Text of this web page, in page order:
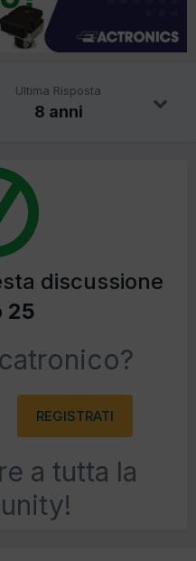
Ultima Risposta
8 anni
discussione
25
REGISTRATI
a tutta la